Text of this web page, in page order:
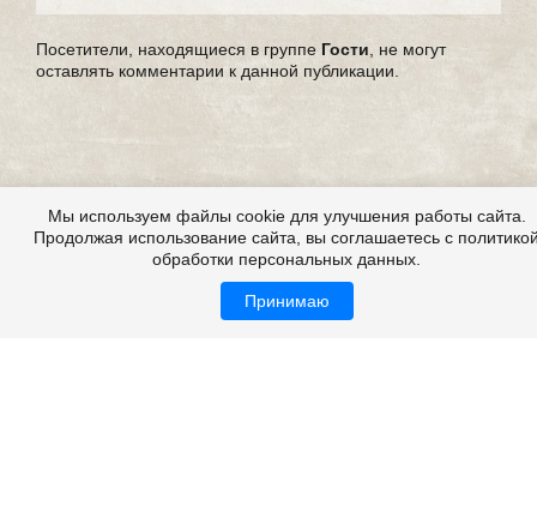
Посетители, находящиеся в группе Гости , не могут
оставлять комментарии к данной публикации.
Мы используем файлы cookie для улучшения работы сайта.
Продолжая использование сайта, вы соглашаетесь с
обработки персональных данных.
Принимаю